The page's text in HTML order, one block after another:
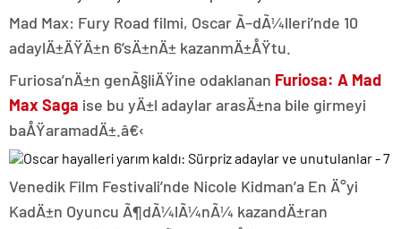
Mad Max: Fury Road filmi, Oscar Ã–dÃ¼lleri’nde 10
adaylÄ±ÄŸÄ±n 6’sÄ±nÄ± kazanmÄ±ÅŸtu.
Furiosa’nÄ±n genÃ§liÄŸine odaklanan Furiosa: A Mad
Max Saga ise bu yÄ±l adaylar arasÄ±na bile girmeyi
baÅŸaramadÄ±.â€‹
Venedik Film Festivali’nde Nicole Kidman’a En Ä°yi
KadÄ±n Oyuncu Ã¶dÃ¼lÃ¼nÃ¼ kazandÄ±ran